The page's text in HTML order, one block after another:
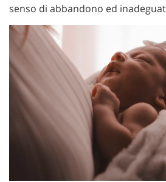
senso di abbandono ed